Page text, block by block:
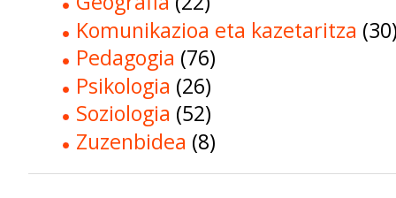
Komunikazioa eta kazetaritza
Pedagogia (76)
Psikologia (26)
Soziologia (52)
Zuzenbidea (8)